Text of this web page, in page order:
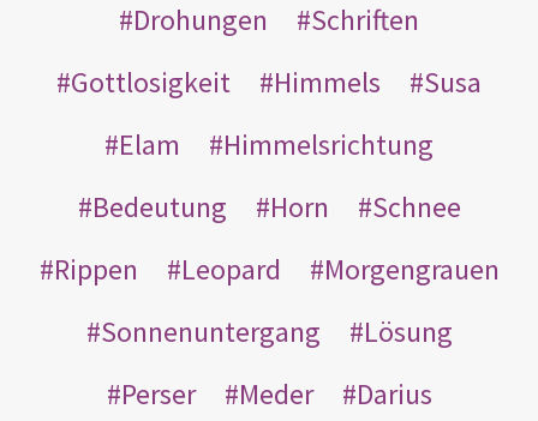
Drohungen
Schriften
Gottlosigkeit
Himmels
Susa
Elam
Himmelsrichtung
Bedeutung
Horn
Schnee
Rippen
Leopard
Morgengrauen
Sonnenuntergang
Lösung
Perser
Meder
Darius